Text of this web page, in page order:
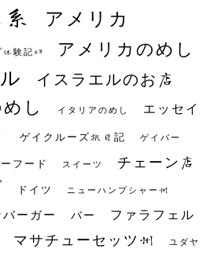
アメリカ
験記S3 アメリカのめし
イスラエルのお店
し イタリアのめし エッセイ
ゲイクルーズ旅日記 ゲイバー
フード スイーツ チェーン店
ドイツ ニューハンプシャー州
バーガー バー ファラフェル
マサチューセッツ州 ユダヤ